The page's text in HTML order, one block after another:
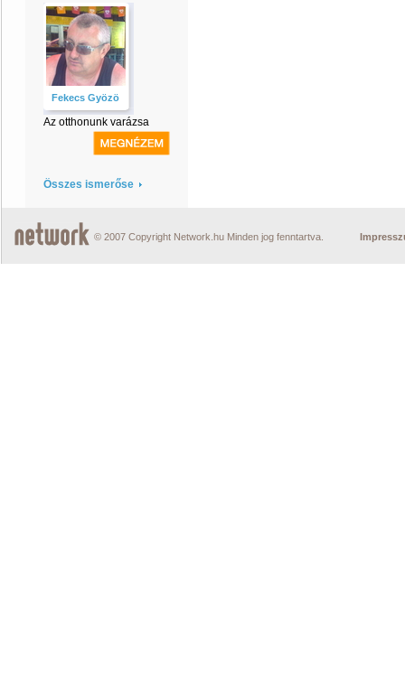
Fekecs Gyözö
Az otthonunk varázsa
Összes ismerőse
© 2007 Copyright Network.hu Minden jog fenntartva.